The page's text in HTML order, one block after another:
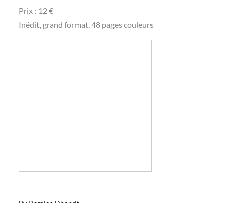
Prix : 12 €
Inédit, grand format, 48 pages couleurs